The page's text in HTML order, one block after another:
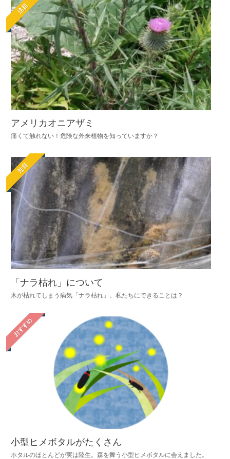
注目
アメリカオニアザミ
痛くて触れない！危険な外来植物を知っていますか？
注目
「ナラ枯れ」について
木が枯れてしまう病気「ナラ枯れ」。私たちにできることは？
おすすめ
小型ヒメボタルがたくさん
ホタルのほとんどが実は陸生。森を舞う小型ヒメボタルに会えました。